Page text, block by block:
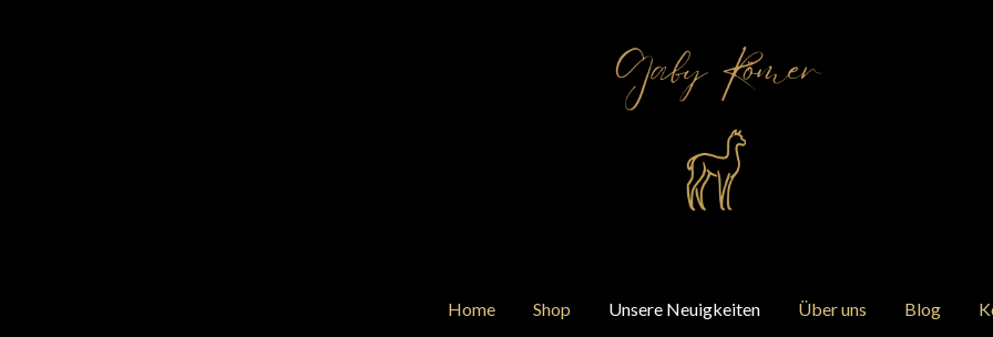
Home Shop Unsere Neuigkeiten Über uns Blog